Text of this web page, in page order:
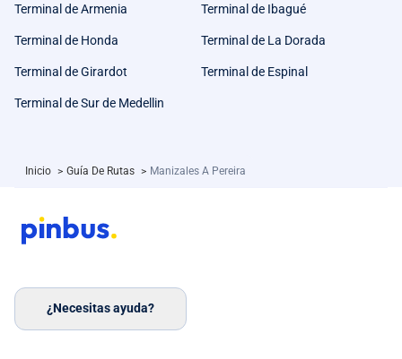
Terminal de Armenia Terminal de Ibagué
Terminal de Honda Terminal de La Dorada
Terminal de Girardot Terminal de Espinal
Terminal de Sur de Medellin
Inicio > Guía De Rutas > Manizales A Pereira
¿Necesitas ayuda?